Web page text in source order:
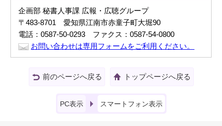
企画部 秘書人事課 広報・広聴グループ
〒483-8701 愛知県江南市赤童子町大堀90
電話：0587-50-0293 ファクス：0587-54-0800
お問い合わせは専用フォームをご利用ください。
前のページへ戻る トップページへ戻る
PC表示 スマートフォン表示